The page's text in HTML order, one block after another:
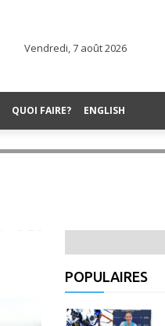
Vendredi, 7 août 2026
QUOI FAIRE? ENGLISH
POPULAIRES